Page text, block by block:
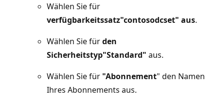
Wählen Sie für
verfügbarkeitssatz"contosodcset" aus.
Wählen Sie fürden
Sicherheitstyp"Standard" aus.
Wählen Sie für "Abonnement" den Namen
Ihres Abonnements aus.